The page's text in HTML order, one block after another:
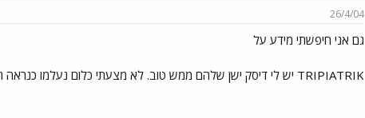
26/4/04
גם אני חיפשתי מידע על
TRIPIATRIK יש לי דיסק ישן שלהם ממש טוב. לא מצעתי כלום נעלמו כנראה הגיעו לכפר נפגעי הודו